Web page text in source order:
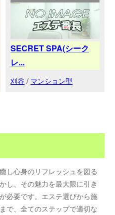
SECRET SPA(シーク
レ...
刈谷 / マンション型
し心身のリフレッシュを図る
し、その魅力を最大限に引き
必要です。エステ選びから施
で、全てのステップで適切な